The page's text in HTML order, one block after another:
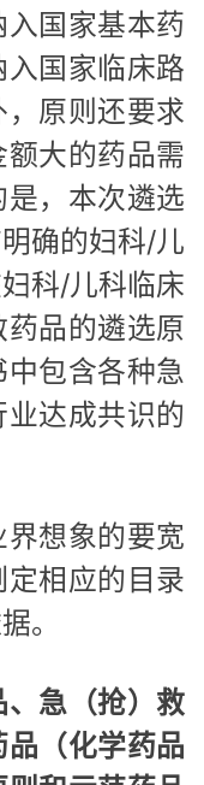
国家基本药
国家临床路
原则还要求
大的药品需
，本次遴选
确的妇科/儿
科/儿科临床
品的遴选原
包含各种急
达成共识的
想象的要宽
相应的目录
。
、急（抢）救
（化学药品